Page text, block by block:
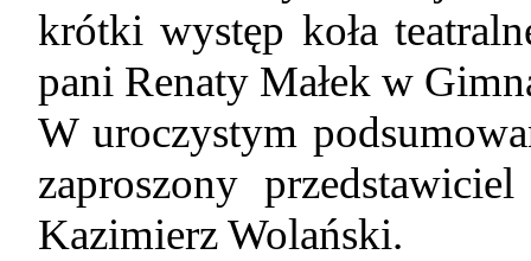
krótki występ koła
pani Renaty Małek w
W uroczystym
zaproszony
Kazimierz Wolański.